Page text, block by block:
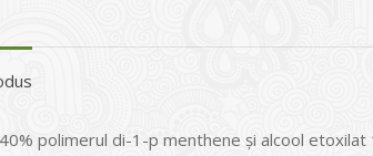
40% polimerul di-1-p menthene şi alcool etoxilat